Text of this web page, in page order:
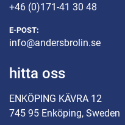
+46 (0)171-41 30 48
E-POST:
info@andersbrolin.se
hitta oss
ENKÖPING KÄVRA 12
745 95 Enköping, Sweden